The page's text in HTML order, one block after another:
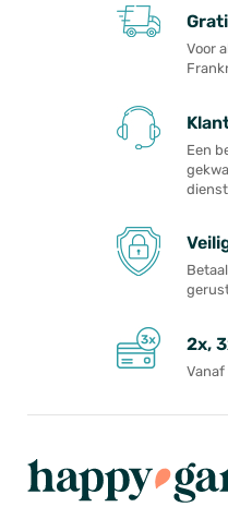
Voor
Een
dienst
2x,